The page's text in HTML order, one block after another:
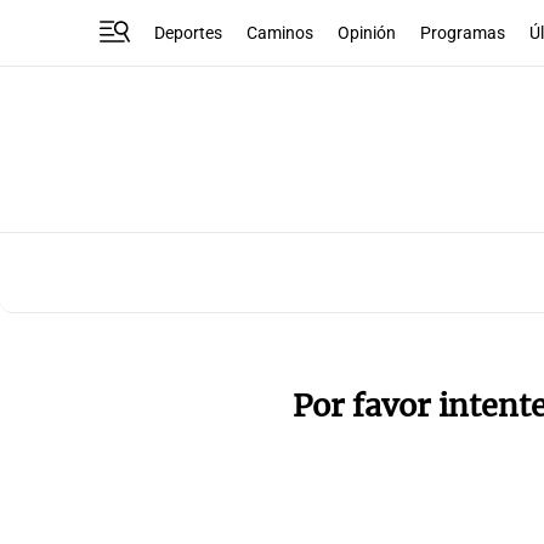
Deportes Caminos Opinión Programas
Por favor